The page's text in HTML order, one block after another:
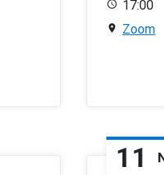
17:00
Zoom
11